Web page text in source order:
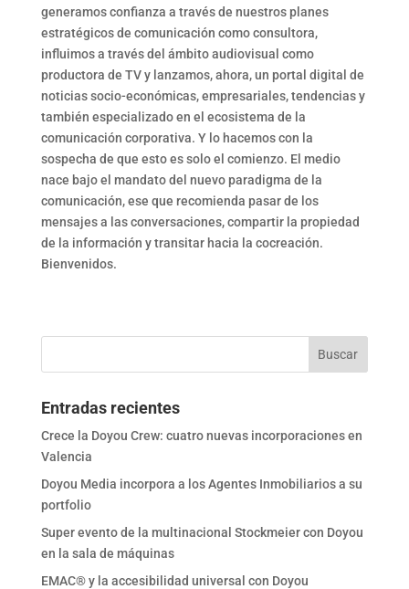
generamos confianza a través de nuestros planes
estratégicos de comunicación como consultora,
influimos a través del ámbito audiovisual como
productora de TV y lanzamos, ahora, un portal digital de
noticias socio-económicas, empresariales, tendencias y
también especializado en el ecosistema de la
comunicación corporativa. Y lo hacemos con la
sospecha de que esto es solo el comienzo. El medio
nace bajo el mandato del nuevo paradigma de la
comunicación, ese que recomienda pasar de los
mensajes a las conversaciones, compartir la propiedad
de la información y transitar hacia la cocreación.
Bienvenidos.
Entradas recientes
Crece la Doyou Crew: cuatro nuevas incorporaciones en
Valencia
Doyou Media incorpora a los Agentes Inmobiliarios a su
portfolio
Super evento de la multinacional Stockmeier con Doyou
en la sala de máquinas
EMAC® y la accesibilidad universal con Doyou